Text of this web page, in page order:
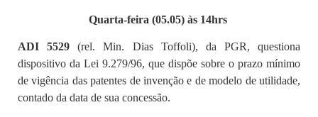
Quarta-feira (05.05) às 14hrs
ADI 5529 (rel. Min. Dias Toffoli), da PGR, questiona
dispositivo da Lei 9.279/96, que dispõe sobre o prazo mínimo
de vigência das patentes de invenção e de modelo de utilidade,
contado da data de sua concessão.